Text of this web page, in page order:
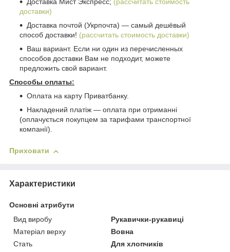
Доставка Мист Экспресс; (рассчитать стоимость
доставки)
Доставка почтой (Укрпочта) ― самый дешёвый
способ доставки! (рассчитать стоимость доставки)
Ваш вариант. Если ни один из перечисленных
способов доставки Вам не подходит, можете
предложить свой вариант.
Способы оплаты:
Оплата на карту Приватбанку.
Накладений платіж ― оплата при отриманні
(оплачується покупцем за тарифами транспортної
компанії).
Приховати
Характеристики
Основні атрибути
Вид виробу
Рукавички-рукавиці
Матеріал верху
Вовна
Стать
Для хлопчиків